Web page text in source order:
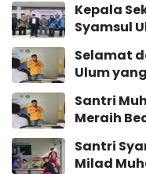
Kepala
Syamsul
Selamat
Ulum
Santri
Meraih
Santri
Milad